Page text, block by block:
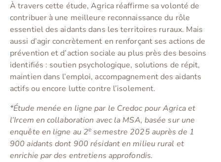
À travers cette étude, Agrica réaffirme sa volonté de
contribuer à une meilleure reconnaissance du rôle
essentiel des aidants dans les territoires ruraux. Mais
aussi d’agir concrètement en renforçant ses actions de
prévention et d’action sociale au plus près des besoins
identifiés : soutien psychologique, solutions de répit,
maintien dans l’emploi, accompagnement des aidants
actifs ou encore lutte contre l’isolement.
*Étude menée en ligne par le Credoc pour Agrica et
l’Ircem en collaboration avec la MSA, basée sur une
enquête en ligne au 2e semestre 2025 auprès de 1
900 aidants dont 900 résidant en milieu rural et
enrichie par des entretiens approfondis.